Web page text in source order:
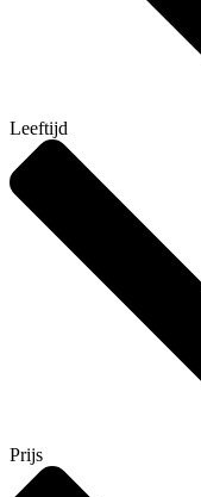
Leeftijd
Prijs